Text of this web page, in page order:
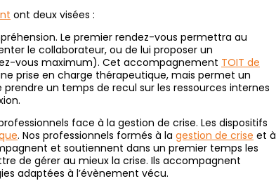
ont deux visées :
Le premier rendez-vous permettra au
le collaborateur, ou de lui proposer un
vous maximum). Cet accompagnement TOIT de
prise en charge thérapeutique, mais permet un
un temps de recul sur les ressources internes
face à la gestion de crise. Les dispositifs
. Nos professionnels formés à la gestion de crise et à
et soutiennent dans un premier temps les
de gérer au mieux la crise. Ils accompagnent
adaptées à l’évènement vécu.